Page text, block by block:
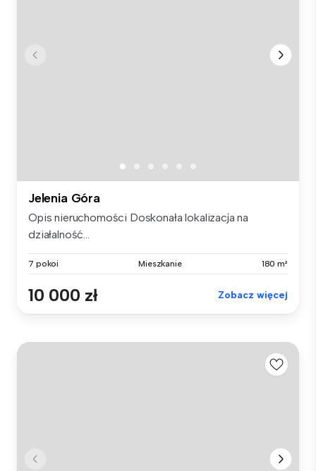
Jelenia Góra
Opis nieruchomości Doskonała lokalizacja na
działalność...
7 pokoi Mieszkanie 180 m²
10 000 zł Zobacz więcej